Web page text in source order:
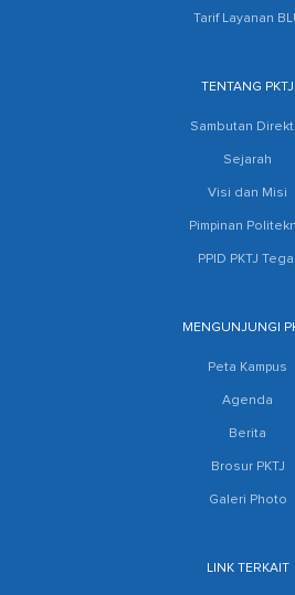
Tarif Layanan
TENTANG PKTJ
Sambutan
Sejarah
Visi dan Misi
Pimpinan
PPID PKTJ Tegal
MENGUNJUNGI
Peta Kampus
Agenda
Berita
Brosur PKTJ
Galeri Photo
LINK TERKAIT